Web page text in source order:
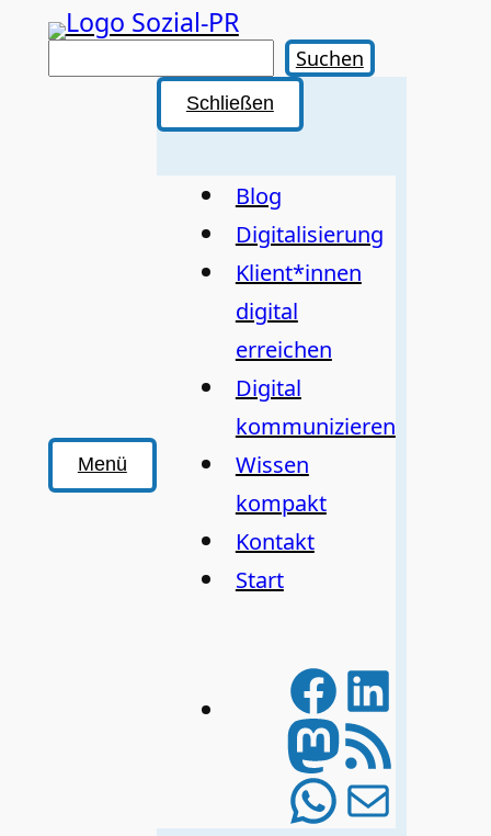
Inhalt
Suchen
Menü
Schließen
Blog
Digitalisierung
Klient*innen
digital
erreichen
Digital
kommunizieren
Wissen
kompakt
Kontakt
Start
RSS-Feed
E-Mail